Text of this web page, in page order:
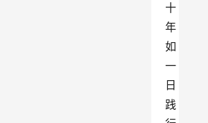
十
年
如
一
日
践